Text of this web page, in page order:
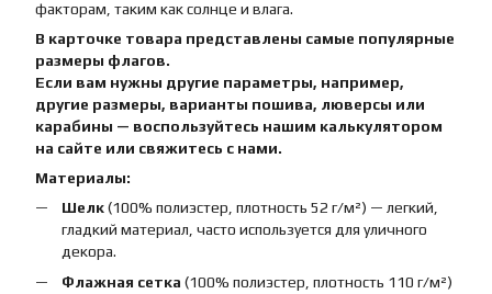
факторам, таким как солнце и влага.
В карточке товара представлены самые популярные
размеры флагов.
Если вам нужны другие параметры, например,
другие размеры, варианты пошива, люверсы или
карабины — воспользуйтесь нашим калькулятором
на сайте или свяжитесь с нами.
Материалы:
Шелк(100% полиэстер, плотность 52 г/м²) — легкий,
гладкий материал, часто используется для уличного
декора.
Флажная сетка (100% полиэстер, плотность 110 г/м²)